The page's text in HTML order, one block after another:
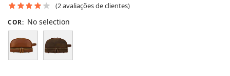
(2avaliações de clientes)
COR: No selection